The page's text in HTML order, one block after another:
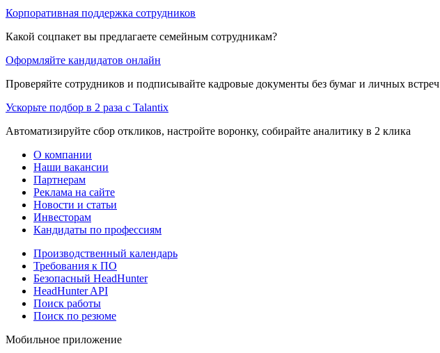
Корпоративная поддержка сотрудников
Какой соцпакет вы предлагаете семейным сотрудникам?
Оформляйте кандидатов онлайн
Проверяйте сотрудников и подписывайте кадровые документы без бумаг и личных встреч
Ускорьте подбор в 2 раза с Talantix
Автоматизируйте сбор откликов, настройте воронку, собирайте аналитику в 2 клика
О компании
Наши вакансии
Партнерам
Реклама на сайте
Новости и статьи
Инвесторам
Кандидаты по профессиям
Производственный календарь
Требования к ПО
Безопасный HeadHunter
HeadHunter API
Поиск работы
Поиск по резюме
Мобильное приложение